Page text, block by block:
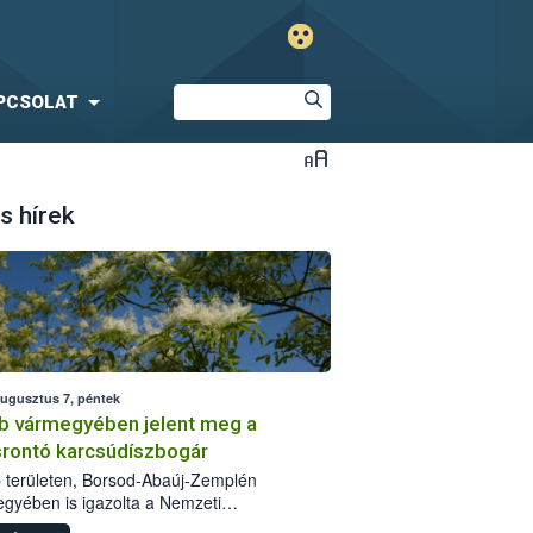
hírek
7, péntek
vármegyében jelent meg a
karcsúdíszbogár
területen, Borsod-Abaúj-Zemplén
is igazolta a Nemzeti
biztonsági Hivatal (Nébih) a